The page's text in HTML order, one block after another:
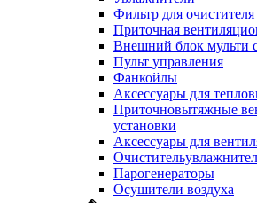
Фильтр для очистителя
Приточная
Внешний блок мульти
Пульт управления
Фанкойлы
Аксессуары для
Приточновытяжные
установки
Аксессуары для
Парогенераторы
Осушители воздуха